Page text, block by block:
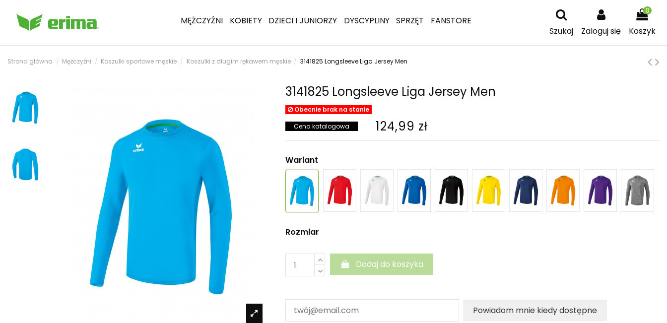
MĘŻCZYŹNI KOBIETY DZIECI I JUNIORZY DYSCYPLINY SPRZĘT
FANSTORE
Szukaj
Zaloguj się
0
Koszyk
Strona główna Mężczyźni Koszulki sportowe męskie Koszulki z długim rękawem męskie 3141825 Longsleeve Liga Jersey Men
3141825 Longsleeve Liga Jersey Men
Obecnie brak na stanie
Cena katalogowa 124,99 zł
Wariant
Rozmiar
Dodaj do koszyka
Powiadom mnie kiedy dostępne